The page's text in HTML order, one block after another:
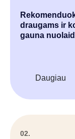
draugams ir
gauna
Daugiau
02.